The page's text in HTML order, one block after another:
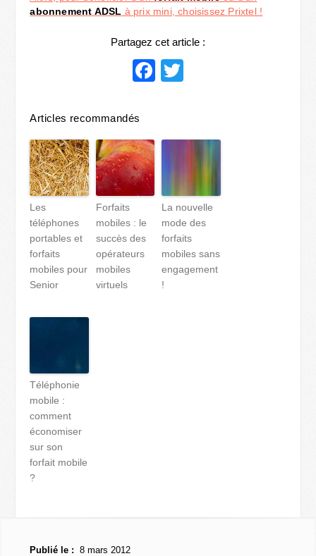
abonnement ADSL à prix mini, choisissez Prixtel !
Partagez cet article :
Facebook
Articles recommandés
Les
téléphones
portables et
forfaits
mobiles pour
Senior
Forfaits
mobiles : le
succès des
opérateurs
mobiles
virtuels
La nouvelle
mode des
forfaits
mobiles sans
engagement
!
Téléphonie
mobile :
comment
économiser
sur son
forfait mobile
?
Publié le : 8 mars 2012